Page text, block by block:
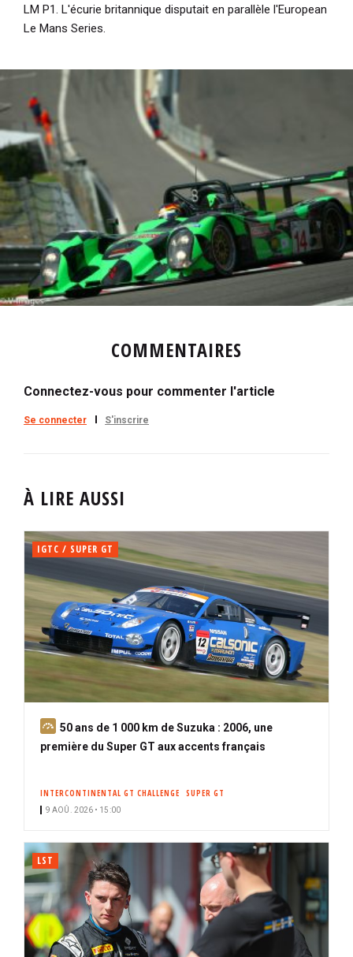
LM P1. L'écurie britannique disputait en parallèle l'European
Le Mans Series.
COMMENTAIRES
Connectez-vous pour commenter l'article
Se connecter S'inscrire
À LIRE AUSSI
IGTC / SUPER GT
A
b
50 ans de 1 000 km de Suzuka : 2006, une
première du Super GT aux accents français
INTERCONTINENTAL GT CHALLENGE SUPER GT
9 AOÛ. 2026 • 15:00
LST